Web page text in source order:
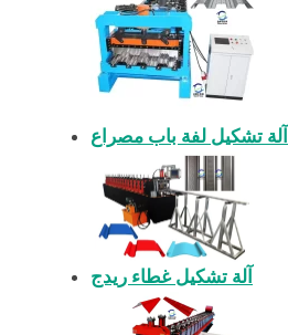
آلة تشكيل لفة باب مصراع
آلة تشكيل غطاء ريدج